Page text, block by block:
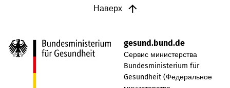
Наверх
gesund.bund.de
Сервис министерства
Bundesministerium für
Gesundheit (Федеральное